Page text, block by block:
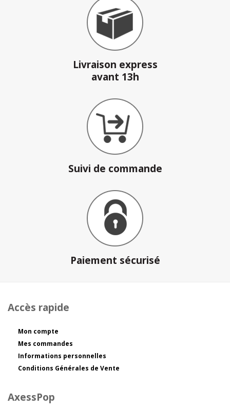
Livraison express
avant 13h
Suivi de commande
Paiement sécurisé
Accès rapide
Mon compte
Mes commandes
Informations personnelles
Conditions Générales de Vente
AxessPop